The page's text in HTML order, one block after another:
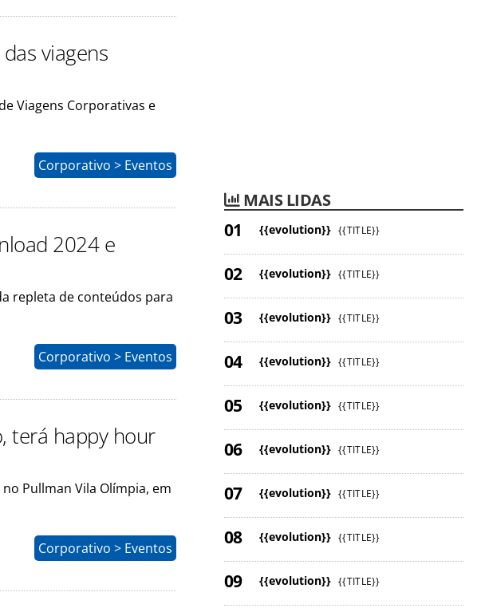
viagens
Viagens Corporativas e
Corporativo > Eventos
2024 e
repleta de conteúdos para
Corporativo > Eventos
terá happy hour
Pullman Vila Olímpia, em
Corporativo > Eventos
MAIS LIDAS
{{evolution}} {{TITLE}}
{{evolution}} {{TITLE}}
{{evolution}} {{TITLE}}
{{evolution}} {{TITLE}}
{{evolution}} {{TITLE}}
{{evolution}} {{TITLE}}
{{evolution}} {{TITLE}}
{{evolution}} {{TITLE}}
{{evolution}} {{TITLE}}